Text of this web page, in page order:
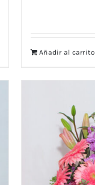
Añadir al carrito